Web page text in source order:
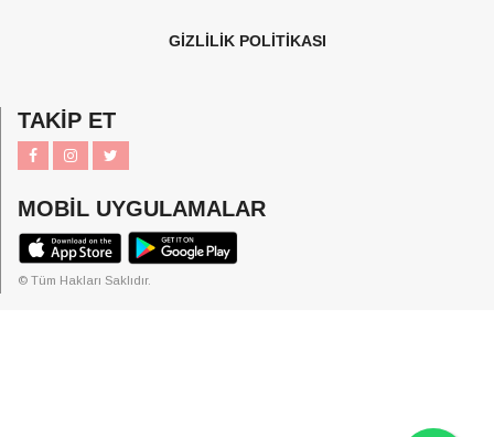
GİZLİLİK POLİTİKASI
TAKİP ET
MOBİL UYGULAMALAR
© Tüm Hakları Saklıdır.